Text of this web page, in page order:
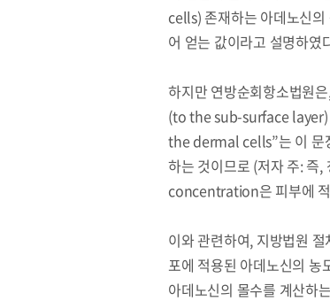
cells) 존재하는 아데노신
어 얻는 값이라고 설명하였
하지만 연방순회항소법원
(to the sub-surface
the dermal cells”는 이 문
하는 것이므로 (저자 주:
concentration은 피부에 적
이와 관련하여, 지방법원
포에 적용된 아데노신의 농
아데노신의 몰수를 계산하